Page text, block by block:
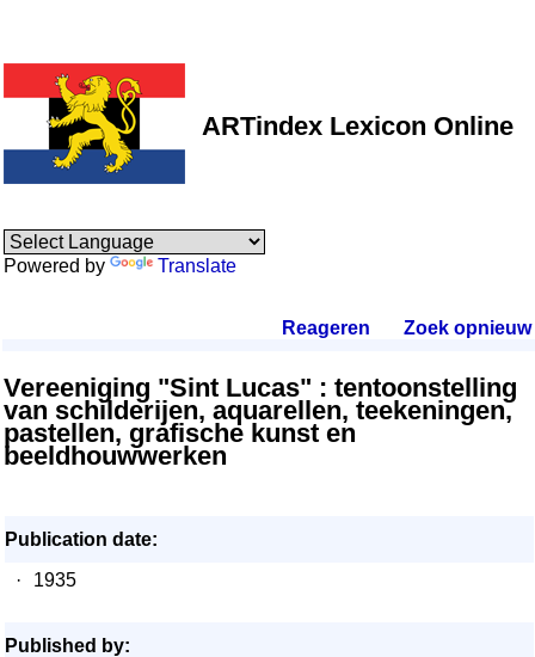
ARTindex Lexicon Online
Powered by Translate
Reageren Zoek opnieuw.
Vereeniging "Sint Lucas" : tentoonstelling
van schilderijen, aquarellen, teekeningen,
pastellen, grafische kunst en
beeldhouwwerken
Publication date:
·
1935
Published by: